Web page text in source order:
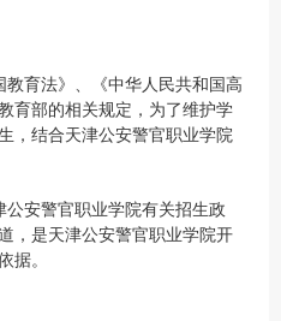
育法》、《中华人民共和国高
育部的相关规定，为了维护学
，结合天津公安警官职业学院
安警官职业学院有关招生政
，是天津公安警官职业学院开
据。